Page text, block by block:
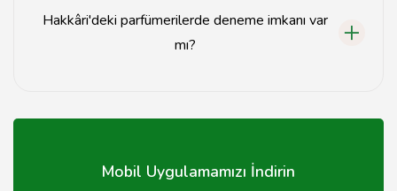
Hakkâri'deki parfümerilerde deneme imkanı var
mı?
imkanı bulunmaktadır.
Mobil Uygulamamızı İndirin